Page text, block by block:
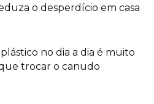
o desperdício em casa
no dia a dia é muito
trocar o canudo